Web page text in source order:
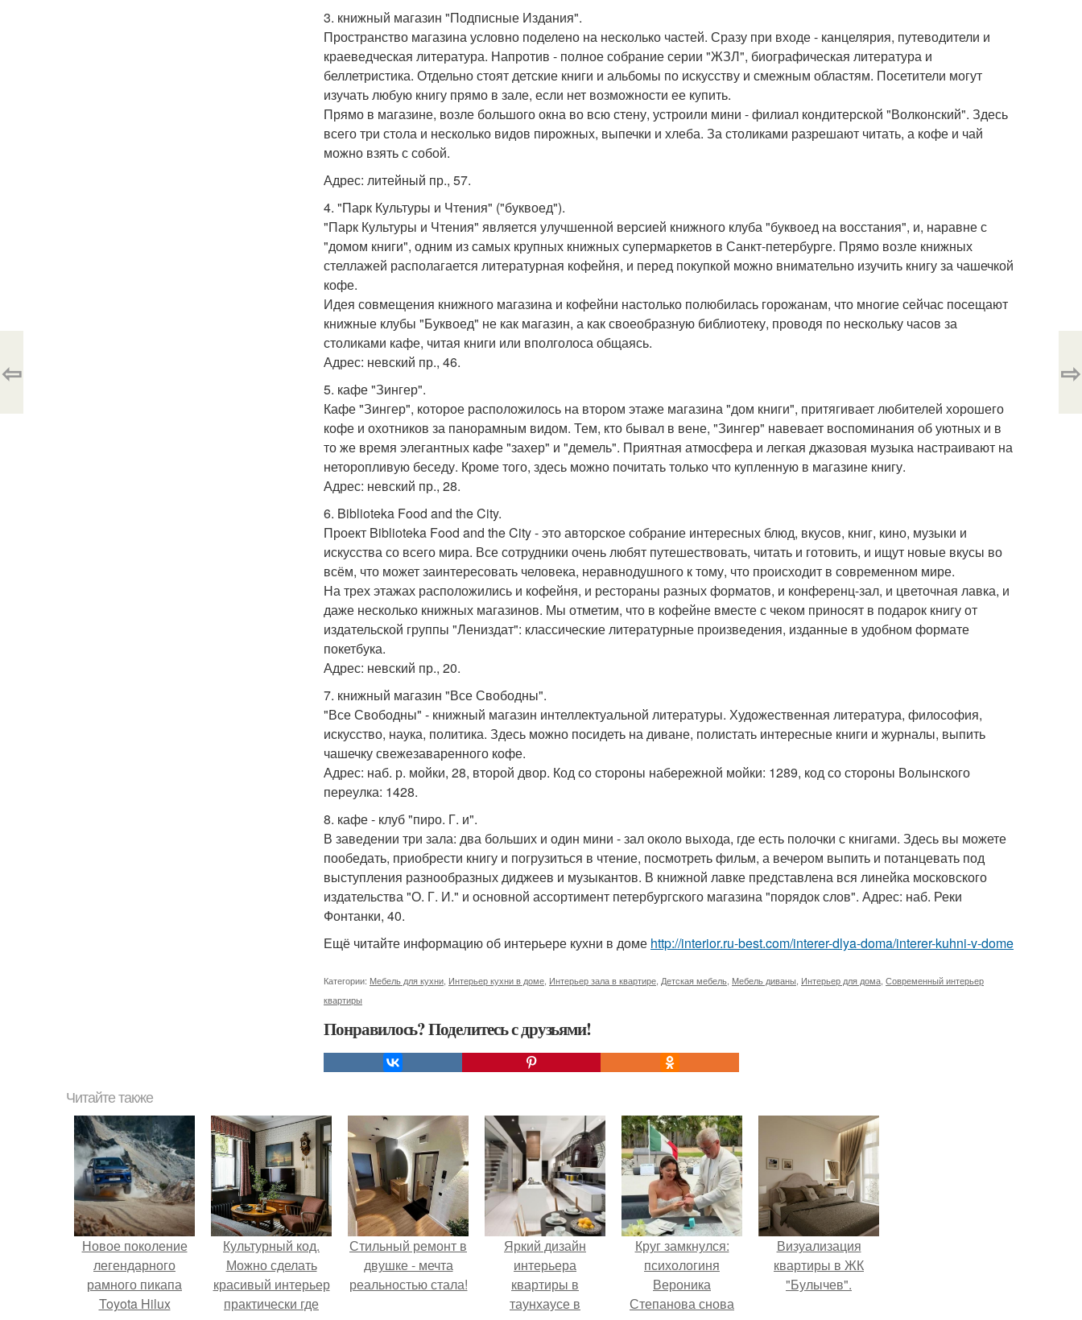
3. книжный магазин "Подписные Издания".
Пространство магазина условно поделено на несколько частей. Сразу при входе - канцелярия, путеводители и
краеведческая литература. Напротив - полное собрание серии "ЖЗЛ", биографическая литература и
беллетристика. Отдельно стоят детские книги и альбомы по искусству и смежным областям. Посетители могут
изучать любую книгу прямо в зале, если нет возможности ее купить.
Прямо в магазине, возле большого окна во всю стену, устроили мини - филиал кондитерской "Волконский". Здесь
всего три стола и несколько видов пирожных, выпечки и хлеба. За столиками разрешают читать, а кофе и чай
можно взять с собой.
Адрес: литейный пр., 57.
4. "Парк Культуры и Чтения" ("буквоед").
"Парк Культуры и Чтения" является улучшенной версией книжного клуба "буквоед на восстания", и, наравне с
"домом книги", одним из самых крупных книжных супермаркетов в Санкт-петербурге. Прямо возле книжных
стеллажей располагается литературная кофейня, и перед покупкой можно внимательно изучить книгу за чашечкой
кофе.
Идея совмещения книжного магазина и кофейни настолько полюбилась горожанам, что многие сейчас посещают
книжные клубы "Буквоед" не как магазин, а как своеобразную библиотеку, проводя по нескольку часов за
столиками кафе, читая книги или вполголоса общаясь.
Адрес: невский пр., 46.
5. кафе "Зингер".
Кафе "Зингер", которое расположилось на втором этаже магазина "дом книги", притягивает любителей хорошего
кофе и охотников за панорамным видом. Тем, кто бывал в вене, "Зингер" навевает воспоминания об уютных и в
то же время элегантных кафе "захер" и "демель". Приятная атмосфера и легкая джазовая музыка настраивают на
неторопливую беседу. Кроме того, здесь можно почитать только что купленную в магазине книгу.
Адрес: невский пр., 28.
6. Biblioteka Food and the City.
Проект Biblioteka Food and the City - это авторское собрание интересных блюд, вкусов, книг, кино, музыки и
искусства со всего мира. Все сотрудники очень любят путешествовать, читать и готовить, и ищут новые вкусы во
всём, что может заинтересовать человека, неравнодушного к тому, что происходит в современном мире.
На трех этажах расположились и кофейня, и рестораны разных форматов, и конференц-зал, и цветочная лавка, и
даже несколько книжных магазинов. Мы отметим, что в кофейне вместе с чеком приносят в подарок книгу от
издательской группы "Лениздат": классические литературные произведения, изданные в удобном формате
покетбука.
Адрес: невский пр., 20.
7. книжный магазин "Все Свободны".
"Все Свободны" - книжный магазин интеллектуальной литературы. Художественная литература, философия,
искусство, наука, политика. Здесь можно посидеть на диване, полистать интересные книги и журналы, выпить
чашечку свежезаваренного кофе.
Адрес: наб. р. мойки, 28, второй двор. Код со стороны набережной мойки: 1289, код со стороны Волынского
переулка: 1428.
8. кафе - клуб "пиро. Г. и".
В заведении три зала: два больших и один мини - зал около выхода, где есть полочки с книгами. Здесь вы можете
пообедать, приобрести книгу и погрузиться в чтение, посмотреть фильм, а вечером выпить и потанцевать под
выступления разнообразных диджеев и музыкантов. В книжной лавке представлена вся линейка московского
издательства "О. Г. И." и основной ассортимент петербургского магазина "порядок слов". Адрес: наб. Реки
Фонтанки, 40.
Ещё читайте информацию об интерьере кухни в доме http://interior.ru-best.com/interer-dlya-doma/interer-kuhni-v-dome
Категории: Мебель для кухни Интерьер кухни в доме Интерьер зала в квартире Детская мебель Мебель диваны Интерьер для дома Современный интерьер
квартиры
Понравилось? Поделитесь с друзьями!
⇦ ⇨
Читайте также
Новое поколение
легендарного
рамного пикапа
Toyota Hilux
Культурный код.
Можно сделать
красивый интерьер
практически где
Стильный ремонт в
двушке - мечта
реальностью стала!
Яркий дизайн
интерьера
квартиры в
таунхаусе в
Круг замкнулся:
психологиня
Вероника
Степанова снова
Визуализация
квартиры в ЖК
"Булычев".